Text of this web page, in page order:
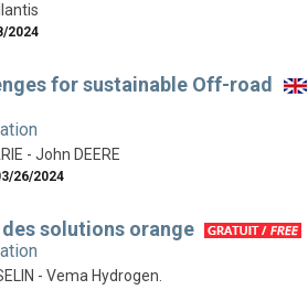
2024
for sustainable Off-road
- John DEERE
26/2024
solutions orange
- Vema Hydrogen.